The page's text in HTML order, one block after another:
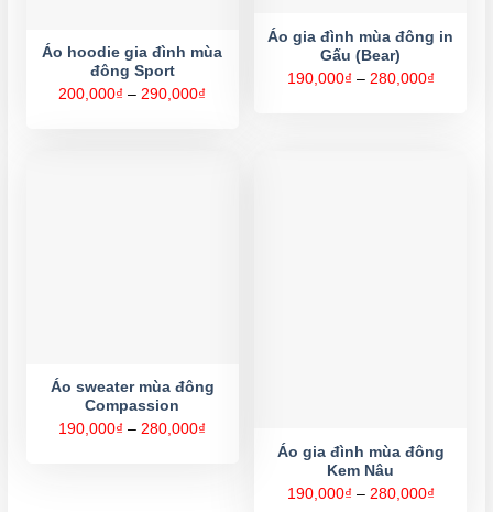
Áo hoodie gia đình mùa
đông Sport
200,000₫ – 290,000₫
Áo gia đình mùa đông in
Gấu (Bear)
190,000₫ – 280,000₫Khoảng
Áo sweater mùa đông
Compassion
190,000₫ – 280,000₫
Áo gia đình mùa đông
Kem Nâu
190,000₫ – 280,000₫Khoảng